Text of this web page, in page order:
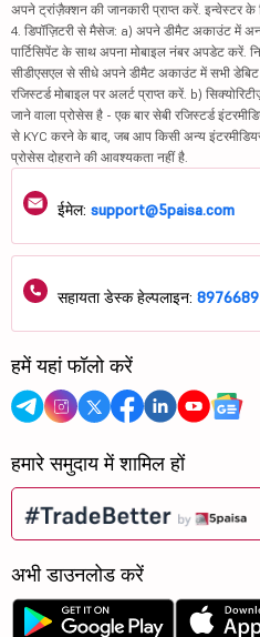
अपने ट्रांज़ैक्शन की जानकारी प्राप्त करें. इन्वेस्टर के
4. डिपॉज़िटरी से मैसेज: a) अपने डीमैट अकाउंट में
पार्टिसिपेंट के साथ अपना मोबाइल नंबर अपडेट करें.
सीडीएसएल से सीधे अपने डीमैट अकाउंट में सभी
रजिस्टर्ड मोबाइल पर अलर्ट प्राप्त करें. b)
जाने वाला प्रोसेस है - एक बार सेबी रजिस्टर्ड
से KYC करने के बाद, जब आप किसी अन्य
प्रोसेस दोहराने की आवश्यकता नहीं है.
ईमेल: support@5paisa.com
सहायता डेस्क हेल्पलाइन:
हमें यहां फॉलो करें
हमारे समुदाय में शामिल हों
अभी डाउनलोड करें